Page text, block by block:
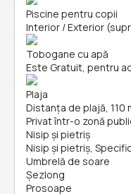
Piscine pentru copii
Interior / Exterior
Tobogane cu apă
Este Gratuit, pentru
Plaja
Distanța de plajă, 110
Privat într-o zonă
Nisip și pietriş
Nisip și pietriş,
Umbrelă de soare
Șezlong
Prosoape